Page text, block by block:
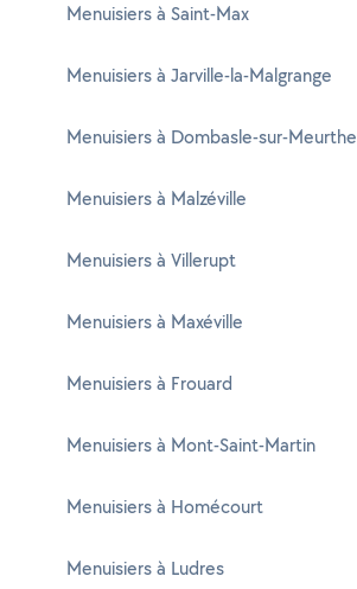
Menuisiers à Saint-Max
Menuisiers à Jarville-la-Malgrange
Menuisiers à Dombasle-sur-Meurthe
Menuisiers à Malzéville
Menuisiers à Villerupt
Menuisiers à Maxéville
Menuisiers à Frouard
Menuisiers à Mont-Saint-Martin
Menuisiers à Homécourt
Menuisiers à Ludres